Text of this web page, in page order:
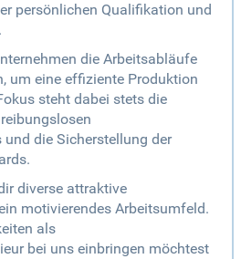
persönlichen Qualifikation und
die Arbeitsabläufe
um eine effiziente Produktion
steht dabei stets die
die Sicherstellung der
diverse attraktive
motivierendes Arbeitsumfeld.
als
bei uns einbringen möchtest